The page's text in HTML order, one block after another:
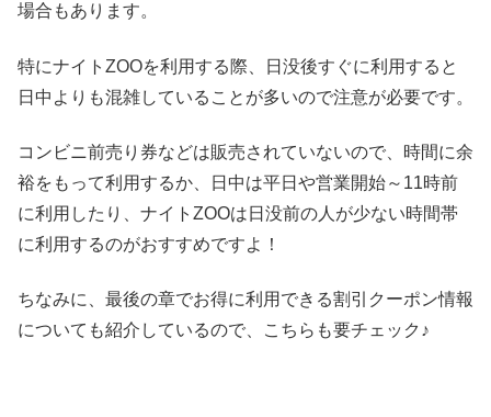
場合もあります。
特にナイトZOOを利用する際、日没後すぐに利用すると
日中よりも混雑していることが多いので注意が必要です。
コンビニ前売り券などは販売されていないので、時間に余
裕をもって利用するか、日中は平日や営業開始～11時前
に利用したり、ナイトZOOは日没前の人が少ない時間帯
に利用するのがおすすめですよ！
ちなみに、最後の章でお得に利用できる割引クーポン情報
についても紹介しているので、こちらも要チェック♪